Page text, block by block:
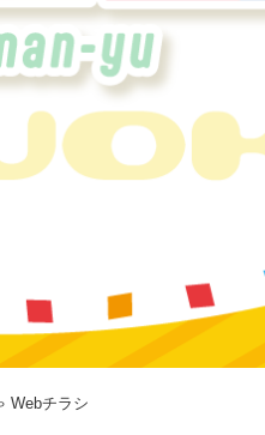
Webチラシ